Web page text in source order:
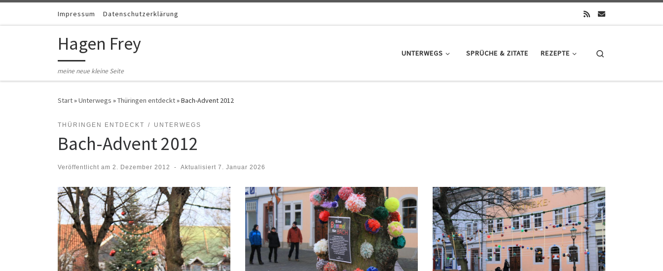
Zum Inhalt springenImpressum Datenschutzerklärung
Hagen Frey
meine neue kleine Seite
UNTERWEGS SPRÜCHE & ZITATE REZEPTE
Start»Unterwegs »Thüringen entdeckt»Bach-Advent 2012
THÜRINGEN ENTDECKT UNTERWEGS
Bach-Advent 2012
Veröffentlicht am 2. Dezember 2012 - Aktualisiert 7. Januar 2026